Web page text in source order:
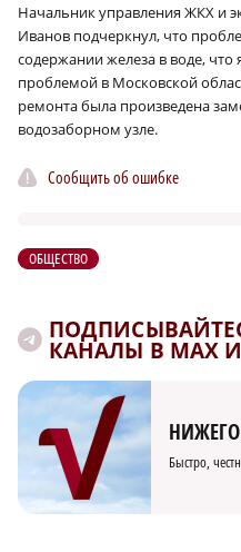
Начальник управления ЖКХ и
Иванов подчеркнул, что
содержании железа в воде, что
проблемой в Московской
ремонта была произведена
водозаборном узле.
Сообщить об ошибке
ОБЩЕСТВО
КАНАЛЫ В MAX И
Быстро,